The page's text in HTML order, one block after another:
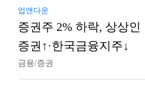
업앤다운
증권주 2% 하락, 상상인
증권↑·한국금융지주↓
금융/증권